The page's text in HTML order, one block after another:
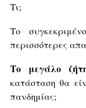
Τι;
Το
περισσότερες
Το μεγάλο
κατάσταση θα
πανδημίας;